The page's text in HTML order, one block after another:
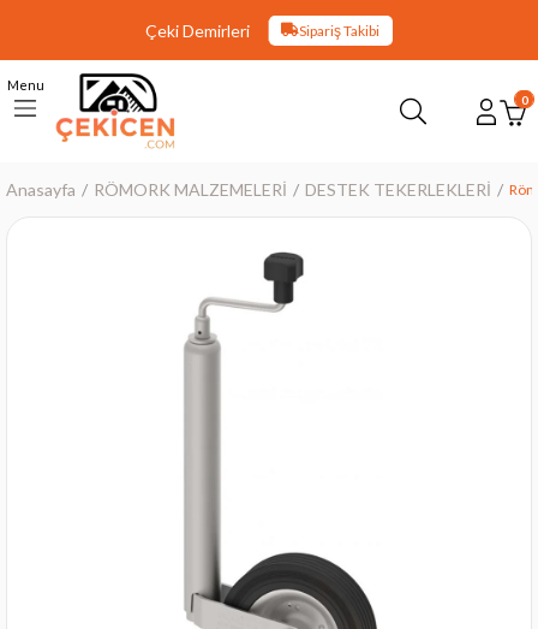
Çeki Demirleri Sipariş Takibi
Menu
0
Anasayfa RÖMORK MALZEMELERİ DESTEK TEKERLEKLERİ